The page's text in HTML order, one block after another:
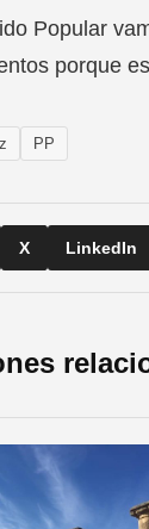
Popular
porque
PP
X LinkedIn